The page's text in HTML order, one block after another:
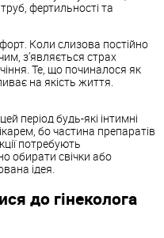
фертильності та
Коли слизова постійно
з’являється страх
Те, що починалося як
на якість життя.
період будь-які інтимні
бо частина препаратів
потребують
обирати свічки або
ідея.
до гінеколога